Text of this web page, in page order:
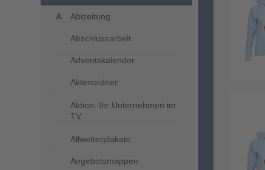
Abizeitung
Abschlussarbeit
Adventskalender
Aktenordner
Aktion: Ihr Unternehmen im
TV
Allwetterplakate
Angebotsmappen